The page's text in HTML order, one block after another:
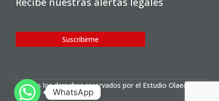
Suscribirme
Todos los derechos reservados por el Estudio Olaechea
WhatsApp